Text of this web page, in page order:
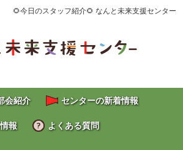
🌻今日のスタッフ紹介🌻 なんと未来支援センター
会紹介 センターの新着情報
報 よくある質問